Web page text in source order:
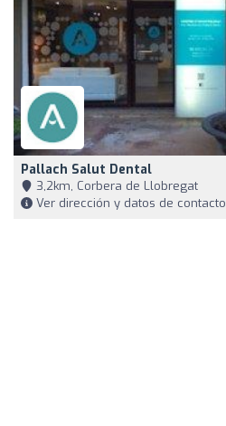
Pallach Salut Dental
3,2km, Corbera de Llobregat
Ver dirección y datos de contacto